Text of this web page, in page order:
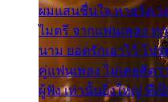
ผมแสนชื่นใจ หายวังเว
ไมตรี จากแฟนเพลง
นาม ยอดรักเอาไว้ โปร
คู่แฟนเพลง ไม่เคยคิด
ผู้ฟัง เท่านั้นยิ่งใหญ่ ที่เ